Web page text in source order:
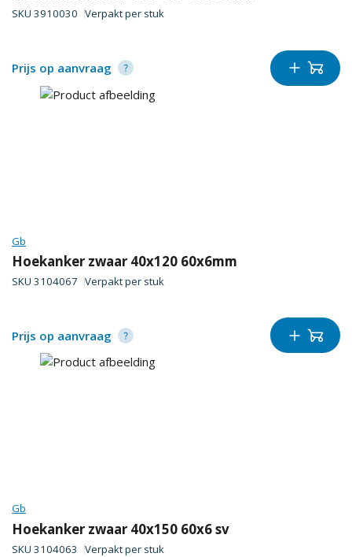
SKU 3910030 Verpakt per stuk
Prijs op aanvraag
Gb
Hoekanker zwaar 40x120 60x6mm
SKU 3104067 Verpakt per stuk
Prijs op aanvraag
Gb
Hoekanker zwaar 40x150 60x6 sv
SKU 3104063 Verpakt per stuk